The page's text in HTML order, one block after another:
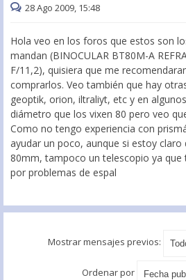
28 Ago 2009, 15:48
Hola veo en los foros que estos son
mandan (BINOCULAR BT80M-A
F/11,2), quisiera que me
comprarlos. Veo también que hay
geoptik, orion, iltraliyt, etc y en
diámetro que los vixen 80 pero veo
Como no tengo experiencia con
ayudar un poco, aunque si estoy
80mm, tampoco un telescopio ya que
por problemas de espal
Mostrar mensajes previos:
Ordenar por